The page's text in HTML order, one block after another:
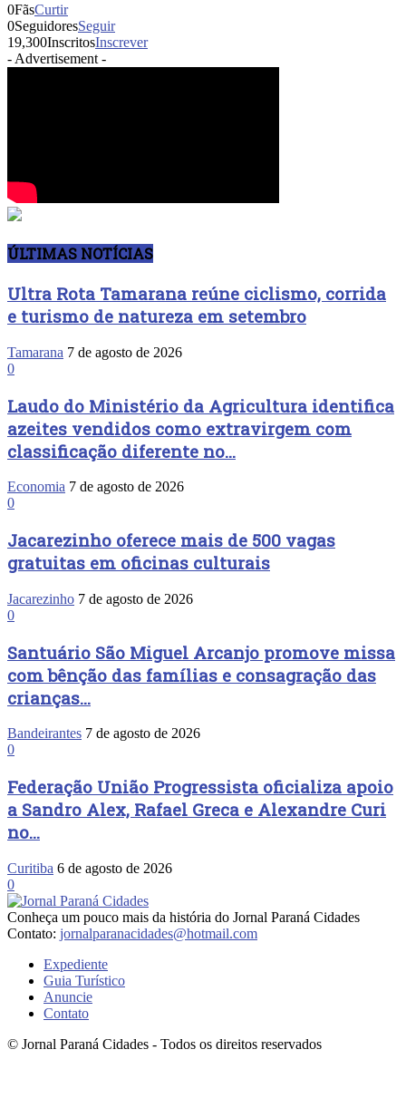
0FãsCurtir
0SeguidoresSeguir
19,300InscritosInscrever
- Advertisement -
ÚLTIMAS NOTÍCIAS
Ultra Rota Tamarana reúne ciclismo, corrida
e turismo de natureza em setembro
Tamarana 7 de agosto de 2026
0
Laudo do Ministério da Agricultura identifica
azeites vendidos como extravirgem com
classificação diferente no...
Economia 7 de agosto de 2026
0
Jacarezinho oferece mais de 500 vagas
gratuitas em oficinas culturais
Jacarezinho 7 de agosto de 2026
0
Santuário São Miguel Arcanjo promove missa
com bênção das famílias e consagração das
crianças...
Bandeirantes 7 de agosto de 2026
0
Federação União Progressista oficializa apoio
a Sandro Alex, Rafael Greca e Alexandre Curi
no...
Curitiba 6 de agosto de 2026
0
Conheça um pouco mais da história do Jornal Paraná Cidades
Contato: jornalparanacidades@hotmail.com
Expediente
Guia Turístico
Anuncie
Contato
© Jornal Paraná Cidades - Todos os direitos reservados